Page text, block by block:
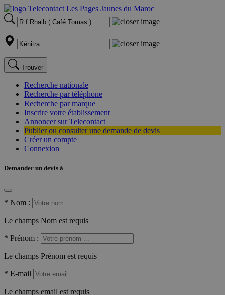
Trouver
Recherche nationale
Recherche par téléphone
Recherche par marque
Inscrire votre établissement
Annoncer sur Telecontact
Publier ou consulter une demande de devis
Créer un compte
Connexion
Demander un devis à
* Nom :
Le champs Nom est requis
* Prénom :
Le champs Prénom est requis
* E-mail
Le champs email est requis